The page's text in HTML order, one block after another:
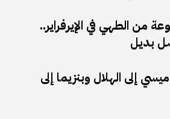
من الطهي في الإيرفراير..
بديل
إلى الهلال وبنزيما إلى